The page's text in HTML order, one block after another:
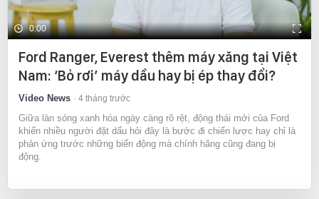
0:00
Ford Ranger, Everest thêm máy xăng tại Việt
Nam: ‘Bỏ rơi’ máy dầu hay bị ép thay đổi?
Video News 4 tháng trước
Giữa làn sóng xanh hóa ngày càng rõ rệt, động thái mới của Ford
khiến nhiều người đặt dấu hỏi đây là bước đi chiến lược hay chỉ là
phản ứng trước những biến động mà chính hãng cũng đang bị
động.